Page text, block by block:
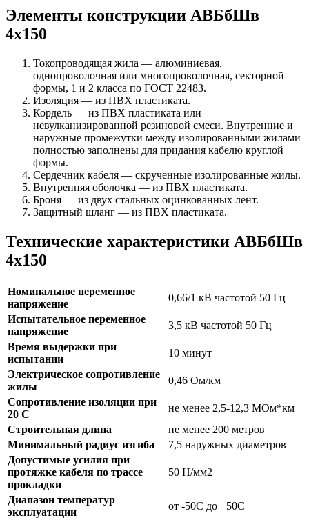
Элементы конструкции АВБбШв
4х150
Токопроводящая жила — алюминиевая,
однопроволочная или многопроволочная, секторной
формы, 1 и 2 класса по ГОСТ 22483.
Изоляция — из ПВХ пластиката.
Кордель — из ПВХ пластиката или
невулканизированной резиновой смеси. Внутренние и
наружные промежутки между изолированными жилами
полностью заполнены для придания кабелю круглой
формы.
Сердечник кабеля — скрученные изолированные жилы.
Внутренняя оболочка — из ПВХ пластиката.
Броня — из двух стальных оцинкованных лент.
Защитный шланг — из ПВХ пластиката.
Технические характеристики АВБбШв
4х150
Номинальное переменное
напряжение
0,66/1 кВ частотой 50 Гц
Испытательное переменное
напряжение
3,5 кВ частотой 50 Гц
Время выдержки при
испытании
10 минут
Электрическое сопротивление
жилы
0,46 Ом/км
Сопротивление изоляции при
20 С
не менее 2,5-12,3 МОм*км
Строительная длина
не менее 200 метров
Минимальный радиус изгиба
7,5 наружных диаметров
Допустимые усилия при
протяжке кабеля по трассе
прокладки
50 Н/мм2
Диапазон температур
эксплуатации
от -50С до +50С